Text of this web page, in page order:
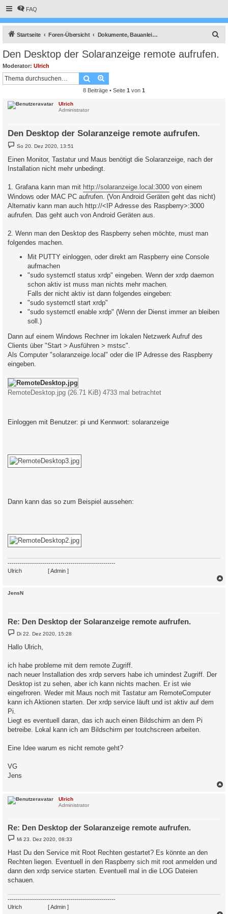
FAQ
Startseite Foren-Übersicht Dokumente, Bauanleitungen und How To's
Den Desktop der Solaranzeige remote aufrufen.
Moderator: Ulrich
Suche
8 Beiträge • Seite 1 von 1
Ulrich
Administrator
Den Desktop der Solaranzeige remote aufrufen.
B
e
t
r
So 20. Dez 2020, 13:51
Einen Monitor, Tastatur und Maus benötigt die Solaranzeige, nach der
Installation nicht mehr unbedingt.
1. Grafana kann man mit http://solaranzeige.local:3000 von einem
Windows oder MAC PC aufrufen. (Von Android Geräten geht das nicht)
Alternativ kann man auch http://<IP Adresse des Raspberry>:3000
aufrufen. Das geht auch von Android Geräten aus.
2. Wenn man den Desktop des Raspberry sehen möchte, must man
folgendes machen.
Mit PUTTY einloggen, oder direkt am Raspberry eine Console
aufmachen
"sudo systemctl status xrdp" eingeben. Wenn der xrdp daemon
schon aktiv ist muss man nichts mehr machen.
Falls der nicht aktiv ist dann folgendes eingeben:
"sudo systemctl start xrdp"
"sudo systemctl enable xrdp" (Wenn der Dienst immer an bleiben
soll.)
Dann auf einem Windows Rechner im lokalen Netzwerk Aufruf des
Clients über "Start > Ausführen > mstsc".
Als Computer "solaranzeige.local" oder die IP Adresse des Raspberry
eingeben.
RemoteDesktop.jpg (26.71 KiB) 4733 mal betrachtet
Einloggen mit Benutzer: pi und Kennwort: solaranzeige
Dann kann das so zum Beispiel aussehen:
-----------------------------------------------------
Ulrich
[ Admin ]
JensN
Re: Den Desktop der Solaranzeige remote aufrufen.
B
e
i
t
g
Di 22. Dez 2020, 15:28
Hallo Ulrich,
ich habe probleme mit dem remote Zugriff.
nach neuer Installation des xrdp servers habe ich umindest Zugriff. Der
Desktop ist zu sehen, aber ich kann nichts machen. Er ist wie
eingefroren. Weder mit Maus noch mit Tastatur am RemoteComputer
kann ich Aktionen starten. Der xrdp service läuft und ist aktiv auf dem
Pi.
Liegt es eventuell daran, das ich auch einen Bildschirm an dem Pi
betreibe. Lokal kann ich am Bildschirm per toutchscreen arbeiten.
Eine Idee warum es nicht remote geht?
VG
Jens
Ulrich
Administrator
Re: Den Desktop der Solaranzeige remote aufrufen.
B
t
r
g
Mi 23. Dez 2020, 08:33
Hast Du den Service mit Root Rechten gestartet? Es könnte an den
Rechten liegen. Eventuell in den Raspberry sich mit root anmelden und
dann den xrdp service starten. Eventuell mal in die LOG Dateien
schauen.
-----------------------------------------------------
Ulrich
[ Admin ]